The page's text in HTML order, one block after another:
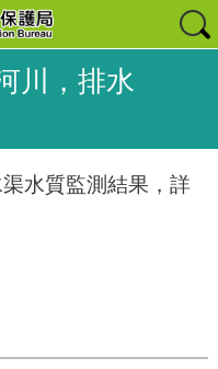
川，排水
水質監測結果，詳